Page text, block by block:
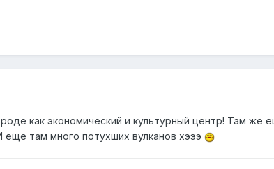
как экономический и культурный центр! Там же
там много потухших вулканов хэээ